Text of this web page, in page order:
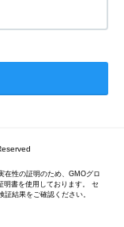
在性の証明のため、GMOグロ
明書を使用しております。 セ
結果をご確認ください。